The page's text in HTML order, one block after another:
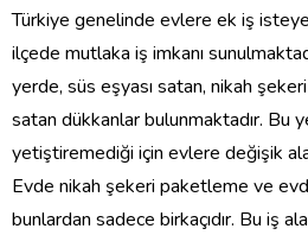
Türkiye genelinde evlere ek iş
ilçede mutlaka iş imkanı
yerde, süs eşyası satan, nikah
satan dükkanlar bulunmaktadır. Bu
yetiştiremediği için evlere değişik
Evde nikah şekeri paketleme ve
bunlardan sadece birkaçıdır. Bu iş